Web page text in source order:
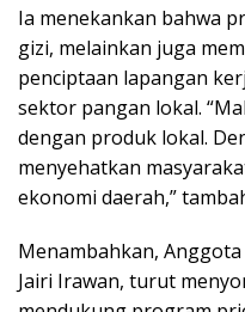
Ia menekankan bahwa
gizi, melainkan juga
penciptaan lapangan
sektor pangan lokal.
dengan produk lokal.
menyehatkan
ekonomi daerah,”
Menambahkan, Anggota
Jairi Irawan, turut